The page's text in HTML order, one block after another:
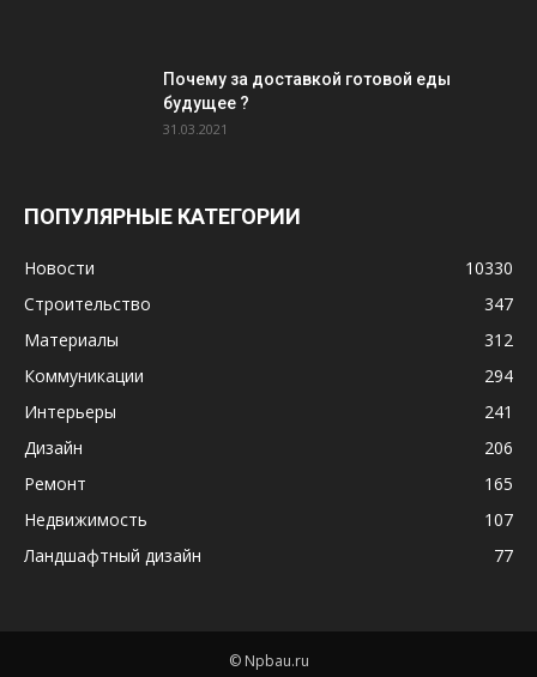
Почему за доставкой готовой еды
будущее ?
31.03.2021
ПОПУЛЯРНЫЕ КАТЕГОРИИ
Новости
10330
Строительство
347
Материалы
312
Коммуникации
294
Интерьеры
241
Дизайн
206
Ремонт
165
Недвижимость
107
Ландшафтный дизайн
77
© Npbau.ru